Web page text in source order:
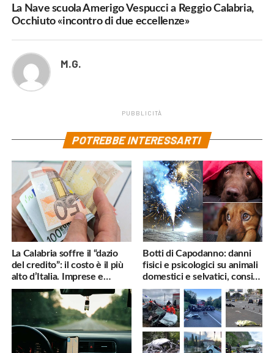
La Nave scuola Amerigo Vespucci a Reggio Calabria,
Occhiuto «incontro di due eccellenze»
M.G.
PUBBLICITÀ
POTREBBE INTERESSARTI
La Calabria soffre il “dazio
del credito”: il costo è il più
alto d’Italia. Imprese e
famiglie penalizzate
Botti di Capodanno: danni
fisici e psicologici su animali
domestici e selvatici, consigli
utili